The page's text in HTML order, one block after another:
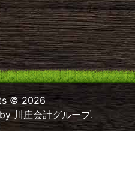
© 2026
川庄会計グループ.